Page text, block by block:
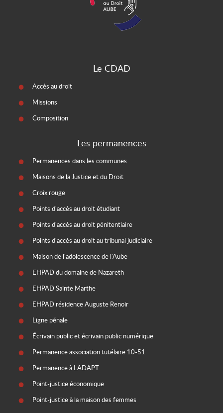
Le CDAD
Accès au droit
Missions
Composition
Les permanences
Permanences dans les communes
Maisons de la Justice et du Droit
Croix rouge
Points d'accès au droit étudiant
Points d'accès au droit pénitentiaire
Points d'accès au droit au tribunal judiciaire
Maison de l'adolescence de l'Aube
EHPAD du domaine de Nazareth
EHPAD Sainte Marthe
EHPAD résidence Auguste Renoir
Ligne pénale
Écrivain public et écrivain public numérique
Permanence association tutélaire 10-51
Permanence à LADAPT
Point-justice économique
Point-justice à la maison des femmes